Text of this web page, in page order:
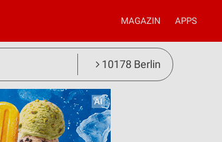
MAGAZIN APPS
10178 Berlin